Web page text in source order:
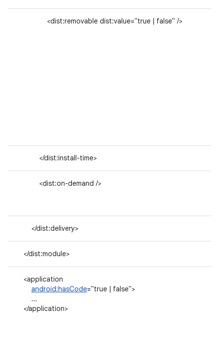
<dist:removable dist:value="true | false" />
</dist:install-time>
<dist:on-demand />
</dist:delivery>
</dist:module>
<application
android:hasCode="true | false">
...
</application>